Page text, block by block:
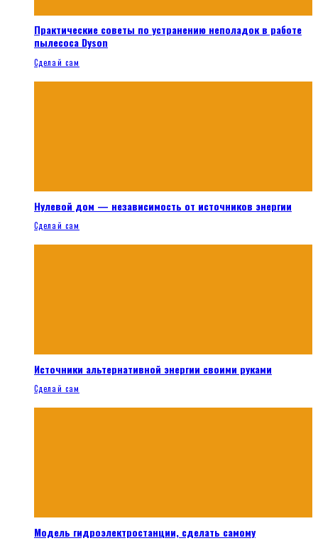
Практические советы по устранению неполадок в работе
пылесоса Dyson
Сделай сам
Нулевой дом — независимость от источников энергии
Сделай сам
Источники альтернативной энергии своими руками
Сделай сам
Модель гидроэлектростанции, сделать самому